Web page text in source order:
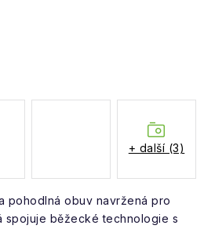
pohodlná obuv navržená pro
spojuje běžecké technologie s
+ další (3)